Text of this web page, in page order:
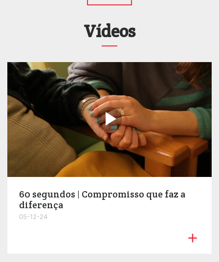
Vídeos

60 segundos | Compromisso que faz a
diferença
05-12-24
